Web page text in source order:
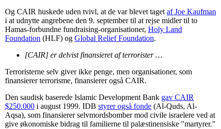
Og CAIR huskede uden tvivl, at de var blevet taget af Joe Kaufman
i at udnytte angrebene den 9. september til at rejse midler til to
Hamas-forbundne fundraising-organisationer, Holy Land
Foundation (HLF) og Global Relief Foundation.
[CAIR] er delvist finansieret af terrorister …
Terroristerne selv giver ikke penge, men organisationer, som
finansierer terrorisme, finansierer også CAIR.
Den saudisk baserede Islamic Development Bank gav CAIR
$250.000 i august 1999. IDB styrer også fonde (Al-Quds, Al-
Aqsa), som finansierer selvmordsbomber mod civile israelere ved at
give økonomiske bidrag til familierne til palæstinensiske "martyrer."